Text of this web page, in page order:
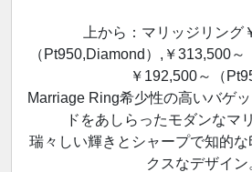
上から：マリッジリング
（Pt950,Diamond）,￥313,500
￥192,500～（
Marriage Ring希少性の高いバゲ
ドをあしらったモダンなマ
瑞々しい輝きとシャープで知的な
クスなデザイン